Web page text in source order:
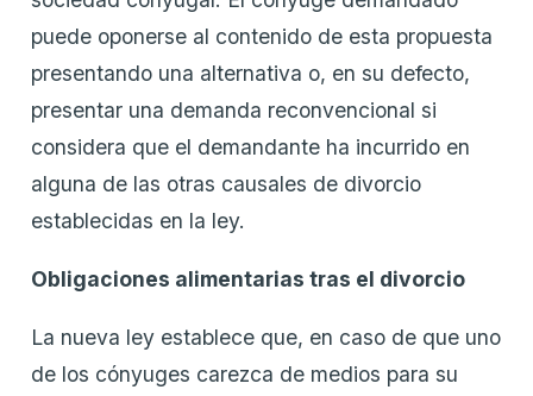
puede oponerse al contenido de esta propuesta
presentando una alternativa o, en su defecto,
presentar una demanda reconvencional si
considera que el demandante ha incurrido en
alguna de las otras causales de divorcio
establecidas en la ley.
Obligaciones alimentarias tras el divorcio
La nueva ley establece que, en caso de que uno
de los cónyuges carezca de medios para su